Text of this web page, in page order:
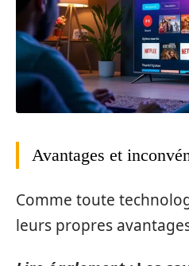
Avantages et
Comme toute
leurs propres